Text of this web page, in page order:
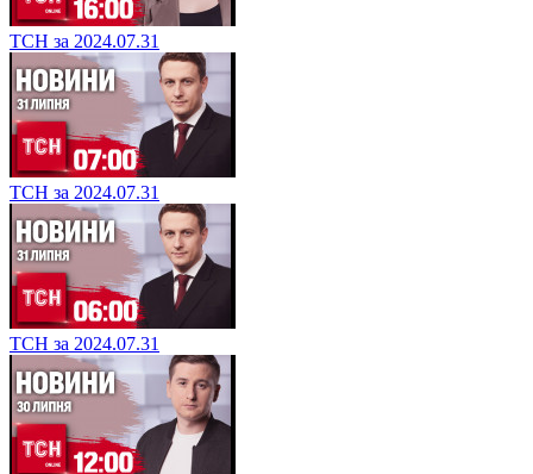
ТСН за 2024.07.31
ТСН за 2024.07.31
ТСН за 2024.07.31